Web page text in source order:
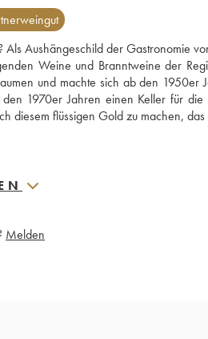
Aushängeschild der Gastronomie
Weine und Branntweine der
und machte sich ab den
1970er Jahren einen Keller für
diesem flüssigen Gold zu machen,
Melden